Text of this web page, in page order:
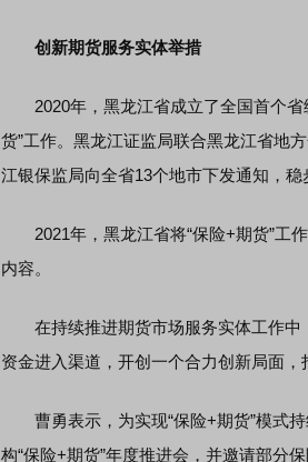
创新期货服务实体举措
2020年，黑龙江省成立了全国首个省
货”工作。黑龙江证监局联合黑龙江省地
江银保监局向全省13个地市下发通知，
2021年，黑龙江省将“保险+期货”工
内容。
在持续推进期货市场服务实体工作中
资金进入渠道，开创一个合力创新局面
曹勇表示，为实现“保险+期货”模式持
构“保险+期货”年度推进会，并邀请部分
风，将吹向何处